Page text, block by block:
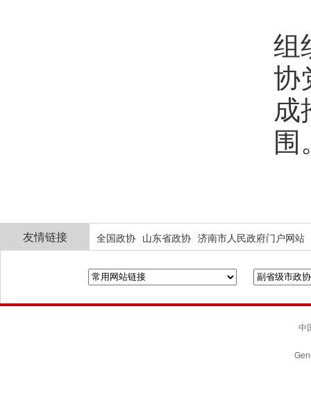
组
协
成
围
友情链接 全国政协 山东省政协 济南市人民政府门户网站
中